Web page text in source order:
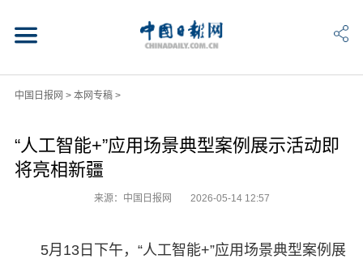
中国日报网 > 本网专稿>
“人工智能+”应用场景典型案例展示活动即
将亮相新疆
来源：中国日报网 2026-05-14 12:57
5月13日下午，“人工智能+”应用场景典型案例展